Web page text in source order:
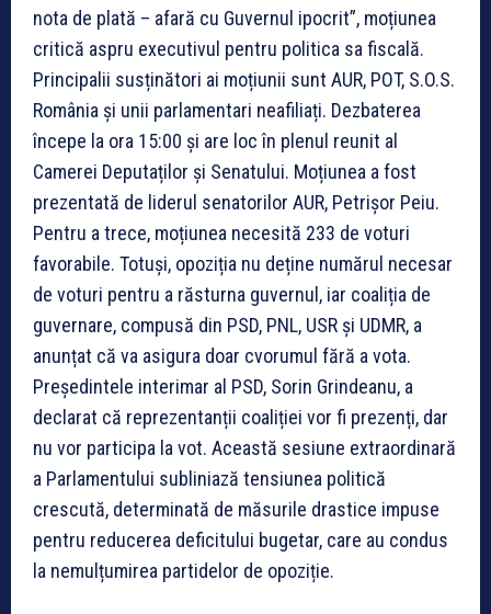
nota de plată – afară cu Guvernul ipocrit”, moțiunea
critică aspru executivul pentru politica sa fiscală.
Principalii susținători ai moțiunii sunt AUR, POT, S.O.S.
România și unii parlamentari neafiliați. Dezbaterea
începe la ora 15:00 și are loc în plenul reunit al
Camerei Deputaților și Senatului. Moțiunea a fost
prezentată de liderul senatorilor AUR, Petrișor Peiu.
Pentru a trece, moțiunea necesită 233 de voturi
favorabile. Totuși, opoziția nu deține numărul necesar
de voturi pentru a răsturna guvernul, iar coaliția de
guvernare, compusă din PSD, PNL, USR și UDMR, a
anunțat că va asigura doar cvorumul fără a vota.
Președintele interimar al PSD, Sorin Grindeanu, a
declarat că reprezentanții coaliției vor fi prezenți, dar
nu vor participa la vot. Această sesiune extraordinară
a Parlamentului subliniază tensiunea politică
crescută, determinată de măsurile drastice impuse
pentru reducerea deficitului bugetar, care au condus
la nemulțumirea partidelor de opoziție.